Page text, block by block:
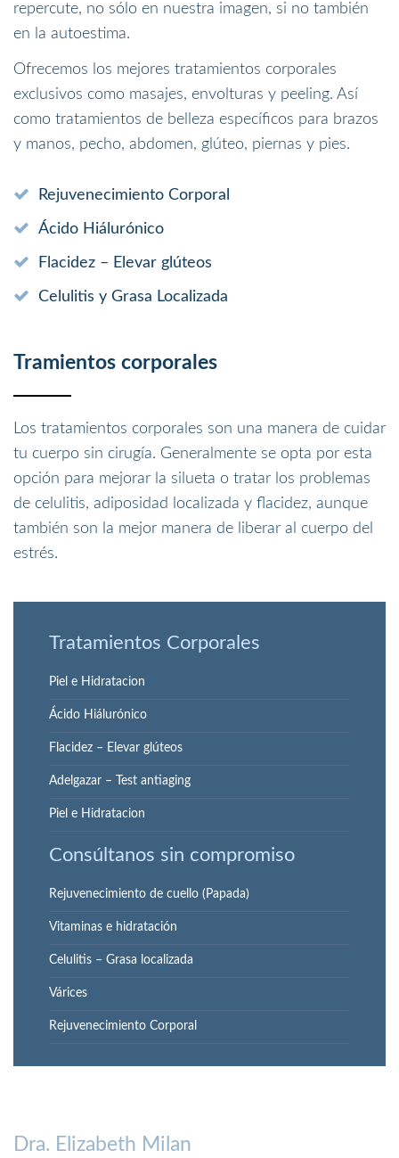
repercute, no sólo en nuestra imagen, si no también
en la autoestima.
Ofrecemos los mejores tratamientos corporales
exclusivos como masajes, envolturas y peeling. Así
como tratamientos de belleza específicos para brazos
y manos, pecho, abdomen, glúteo, piernas y pies.
Rejuvenecimiento Corporal
Ácido Hiálurónico
Flacidez – Elevar glúteos
Celulitis y Grasa Localizada
Tramientos corporales
Los tratamientos corporales son una manera de cuidar
tu cuerpo sin cirugía. Generalmente se opta por esta
opción para mejorar la silueta o tratar los problemas
de celulitis, adiposidad localizada y flacidez, aunque
también son la mejor manera de liberar al cuerpo del
estrés.
Tratamientos Corporales
Piel e Hidratacion
Ácido Hiálurónico
Flacidez – Elevar glúteos
Adelgazar – Test antiaging
Piel e Hidratacion
Consúltanos sin compromiso
Rejuvenecimiento de cuello (Papada)
Vitaminas e hidratación
Celulitis – Grasa localizada
Várices
Rejuvenecimiento Corporal
Dra. Elizabeth Milan